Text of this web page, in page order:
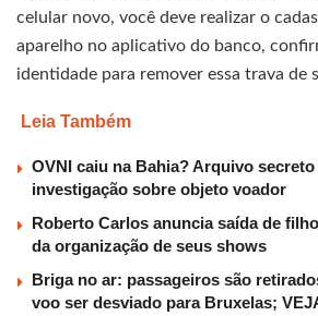
celular novo, você deve realizar o
aparelho no aplicativo do banco,
identidade para remover essa trava de
Leia Também
OVNI caiu na Bahia? Arquivo
investigação sobre objeto voador
Roberto Carlos anuncia saída de
da organização de seus shows
Briga no ar: passageiros são
voo ser desviado para Bruxelas;